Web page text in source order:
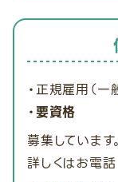
・ 正規雇用（一
・要資格
募集しています。
詳しくはお電